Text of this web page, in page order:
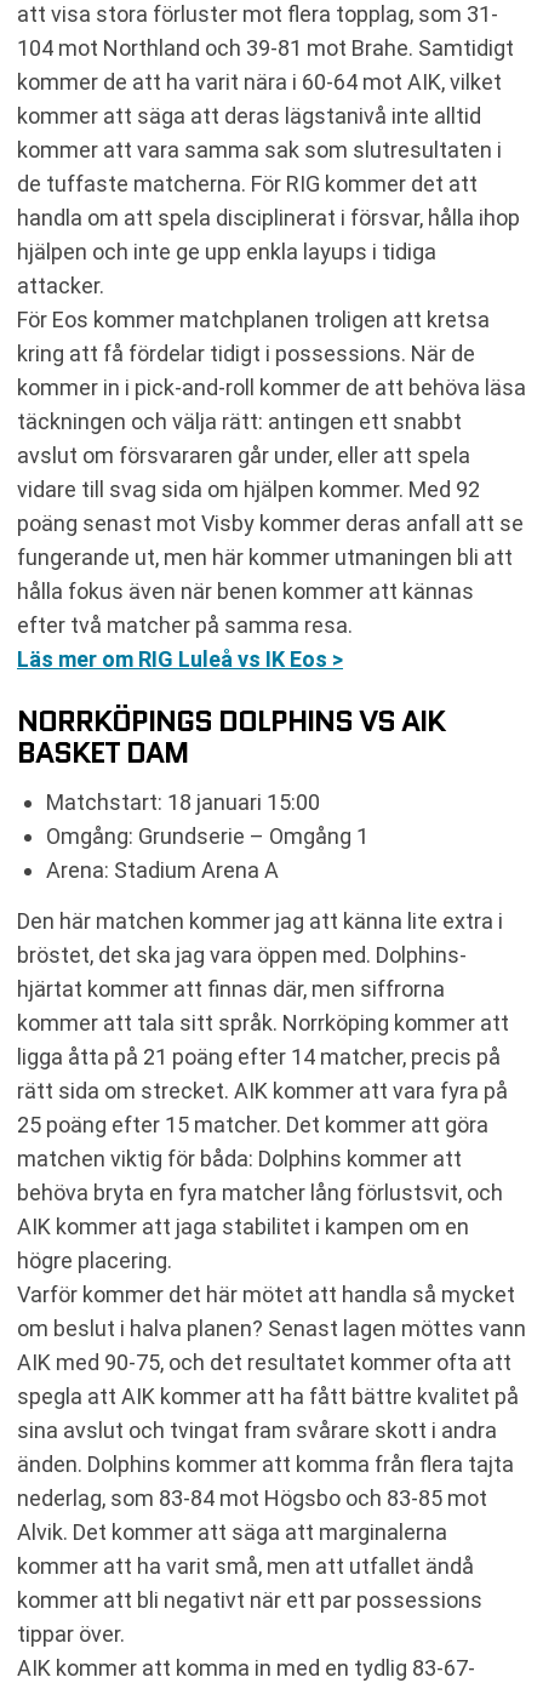
att visa stora förluster mot flera topplag, som 31-
104 mot Northland och 39-81 mot Brahe. Samtidigt
kommer de att ha varit nära i 60-64 mot AIK, vilket
kommer att säga att deras lägstanivå inte alltid
kommer att vara samma sak som slutresultaten i
de tuffaste matcherna. För RIG kommer det att
handla om att spela disciplinerat i försvar, hålla ihop
hjälpen och inte ge upp enkla layups i tidiga
attacker.
För Eos kommer matchplanen troligen att kretsa
kring att få fördelar tidigt i possessions. När de
kommer in i pick-and-roll kommer de att behöva läsa
täckningen och välja rätt: antingen ett snabbt
avslut om försvararen går under, eller att spela
vidare till svag sida om hjälpen kommer. Med 92
poäng senast mot Visby kommer deras anfall att se
fungerande ut, men här kommer utmaningen bli att
hålla fokus även när benen kommer att kännas
efter två matcher på samma resa.
Läs mer om RIG Luleå vs IK Eos >
NORRKÖPINGS DOLPHINS VS AIK
BASKET DAM
Matchstart: 18 januari 15:00
Omgång: Grundserie – Omgång 1
Arena: Stadium Arena A
Den här matchen kommer jag att känna lite extra i
bröstet, det ska jag vara öppen med. Dolphins-
hjärtat kommer att finnas där, men siffrorna
kommer att tala sitt språk. Norrköping kommer att
ligga åtta på 21 poäng efter 14 matcher, precis på
rätt sida om strecket. AIK kommer att vara fyra på
25 poäng efter 15 matcher. Det kommer att göra
matchen viktig för båda: Dolphins kommer att
behöva bryta en fyra matcher lång förlustsvit, och
AIK kommer att jaga stabilitet i kampen om en
högre placering.
Varför kommer det här mötet att handla så mycket
om beslut i halva planen? Senast lagen möttes vann
AIK med 90-75, och det resultatet kommer ofta att
spegla att AIK kommer att ha fått bättre kvalitet på
sina avslut och tvingat fram svårare skott i andra
änden. Dolphins kommer att komma från flera tajta
nederlag, som 83-84 mot Högsbo och 83-85 mot
Alvik. Det kommer att säga att marginalerna
kommer att ha varit små, men att utfallet ändå
kommer att bli negativt när ett par possessions
tippar över.
AIK kommer att komma in med en tydlig 83-67-